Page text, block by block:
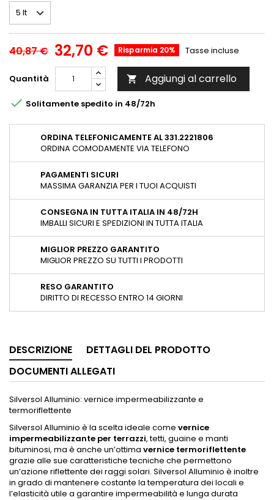
40,87 € 32,70 € Risparmia 20% Tasse incluse
Quantità  Aggiungi al carrello
 Solitamente spedito in 48/72h
ORDINA TELEFONICAMENTE AL 331.2221806
ORDINA COMODAMENTE VIA TELEFONO
PAGAMENTI SICURI
MASSIMA GARANZIA PER I TUOI ACQUISTI
CONSEGNA IN TUTTA ITALIA IN 48/72H
IMBALLI SICURI E SPEDIZIONI IN TUTTA ITALIA
MIGLIOR PREZZO GARANTITO
MIGLIOR PREZZO SU TUTTI I PRODOTTI
RESO GARANTITO
DIRITTO DI RECESSO ENTRO 14 GIORNI
DESCRIZIONE
DETTAGLI DEL PRODOTTO
DOCUMENTI ALLEGATI
Silversol Alluminio: vernice impermeabilizzante e
termoriflettente
Silversol Alluminio è la scelta ideale come vernice
impermeabilizzante per terrazzi, tetti, guaine e manti
bituminosi, ma è anche un’ottima vernice termoriflettente
grazie alle sue caratteristiche tecniche che permettono
un’azione riflettente dei raggi solari. Silversol Alluminio è inoltre
in grado di mantenere costante la temperatura dei locali e
l’elasticità utile a garantire impermeabilità e lunga durata